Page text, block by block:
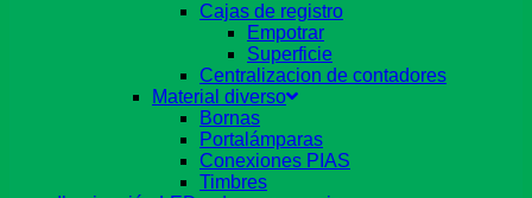
Cajas de registro
Empotrar
Superficie
Centralizacion de contadores
Material diverso
Bornas
Portalámparas
Conexiones PIAS
Timbres